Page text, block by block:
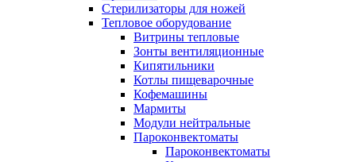
Стерилизаторы для ножей
Тепловое оборудование
Витрины тепловые
Зонты вентиляционные
Кипятильники
Котлы пищеварочные
Кофемашины
Мармиты
Модули нейтральные
Пароконвектоматы
Пароконвектоматы